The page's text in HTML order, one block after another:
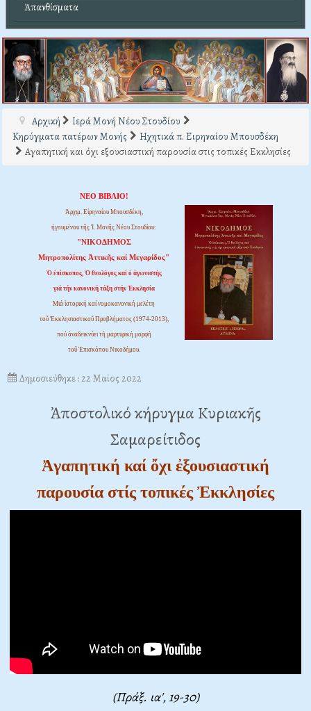
Ἀπανθίσματα
Αρχική
Ιερά Μονή Νέου Στουδίου
Κηρύγματα πατέρων Μονής
Ηχητικά π. Ειρηναίου Μπουσδέκη
Αγαπητική και όχι εξουσιαστική παρουσία στις τοπικές Εκκλησίες
ΝΕΟ ΒΙΒΛΙΟ!
Ἀρχιμ. Εἰρηναίου Μπουσδέκη,
ἡγουμένου τῆς Ἱ. Μονῆς Νέου Στουδίου:
"ΝΙΚΟΔΗΜΟΣ
Μητροπολίτης Ἀττικῆς καί Μεγαρίδος"
Ὁ ἐπίσκοπος, Ὁ θεολόγος καί ὁ ἀγωνιστής
γιά τήν κανονική τάξη στήν Ἐκκλησία
Μιά ἱστορική καί νομοκανονική μελέτη
τοῦ Ἐκκλησιαστικοῦ Προβλήματος (1974-2013),
πού ἀναδεικνύει τή μαρτυρική μορφή
τοῦ Ἐπισκόπου Νικοδήμου.
Δημοσιεύθηκε : 22 Μαϊος 2022
Ἀποστολικό κήρυγμα Κυριακῆς
Σαμαρείτιδος
Ἀγαπητική καί ὄχι ἐξουσιαστική
παρουσία στίς τοπικές Ἐκκλησίες
(Πράξ. ια', 19-30)